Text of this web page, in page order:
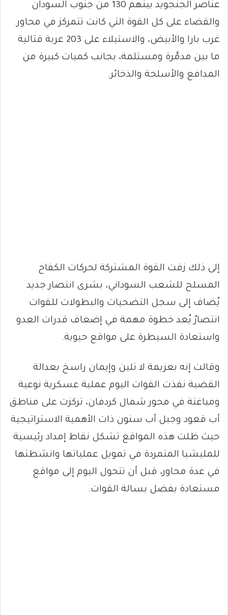
عناصر الجنجويد بينهم 130 من جنوب السودان
والقضاء على كل القوة التي كانت تتمركز في محاور
غرب بارا والأبيض، والاستيلاء على 203 عربة قتالية
ما بين مدمَّرة ومستلمة، بجانب كميات كبيرة من
المدافع والأسلحة والذخائر.
إلى ذلك زفت القوة المشتركة لحركات الكفاح
المسلح للشعب السوداني، بشرى انتصار جديد
يُضاف إلى سجل التضحيات والبطولات للقوات
انتصارٌ يُعد خطوة مهمة في إضعاف قدرات العدو
واستعادة السيطرة على مواقع حيوية.
وقالت إنه بعزيمة لا تلين وإيمان راسخ بعدالة
القضية نفذت القوات اليوم عملية عسكرية نوعية
ومباغتة في محور شمال كردفان، تركزت على مناطق
أب قعود وجبل أب سنون ذات الأهمية الاستراتيجية
حيث ظلت هذه المواقع تشكل نقاط إمداد رئيسية
للمليشيا المتمردة في تمويل عملياتها وانشطتها
في عدة محاور، قبل أن تتحول اليوم إلى مواقع
مستعادة بفضل بسالة القوات.